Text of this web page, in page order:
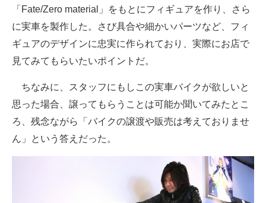
「Fate/Zero material」をもとにフィギュアを作り、さら
に実車を製作した。さび具合や細かいパーツなど、フィ
ギュアのデザインに忠実に作られており、実際にお店で
見てみてもらいたいポイントだ。
ちなみに、スタッフにもしこの実車バイクが欲しいと
思った場合、譲ってもらうことは可能か聞いてみたとこ
ろ、残念ながら「バイクの譲渡や販売は考えておりませ
ん」という答えだった。